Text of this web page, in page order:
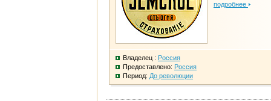
подробнее
Владелец : Россия
Предоставлено: Россия
Период: До революции